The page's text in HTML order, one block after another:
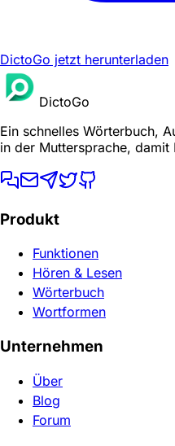
DictoGo jetzt herunterladen
DictoGo
Ein schnelles Wörterbuch,
in der Muttersprache,
Produkt
Funktionen
Hören & Lesen
Wörterbuch
Wortformen
Unternehmen
Über
Blog
Forum